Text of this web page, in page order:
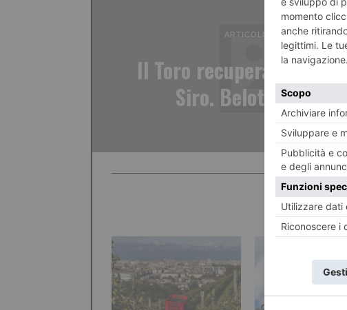
ARTICOLO PRECEDENTE
Il Toro recupera e
Siro. Belotti